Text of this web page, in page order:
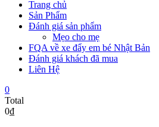
Trang chủ
Sản Phẩm
Đánh giá sản phẩm
Mẹo cho mẹ
FQA về xe đẩy em bé Nhật Bản
Đánh giá khách đã mua
Liên Hệ
0
Total
0₫